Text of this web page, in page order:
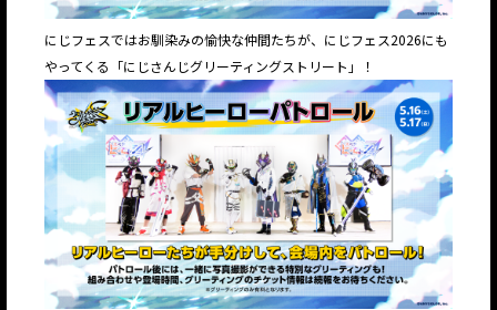
にじフェスではお馴染みの愉快な仲間たちが、にじフェス2026にも
やってくる「にじさんじグリーティングストリート」！